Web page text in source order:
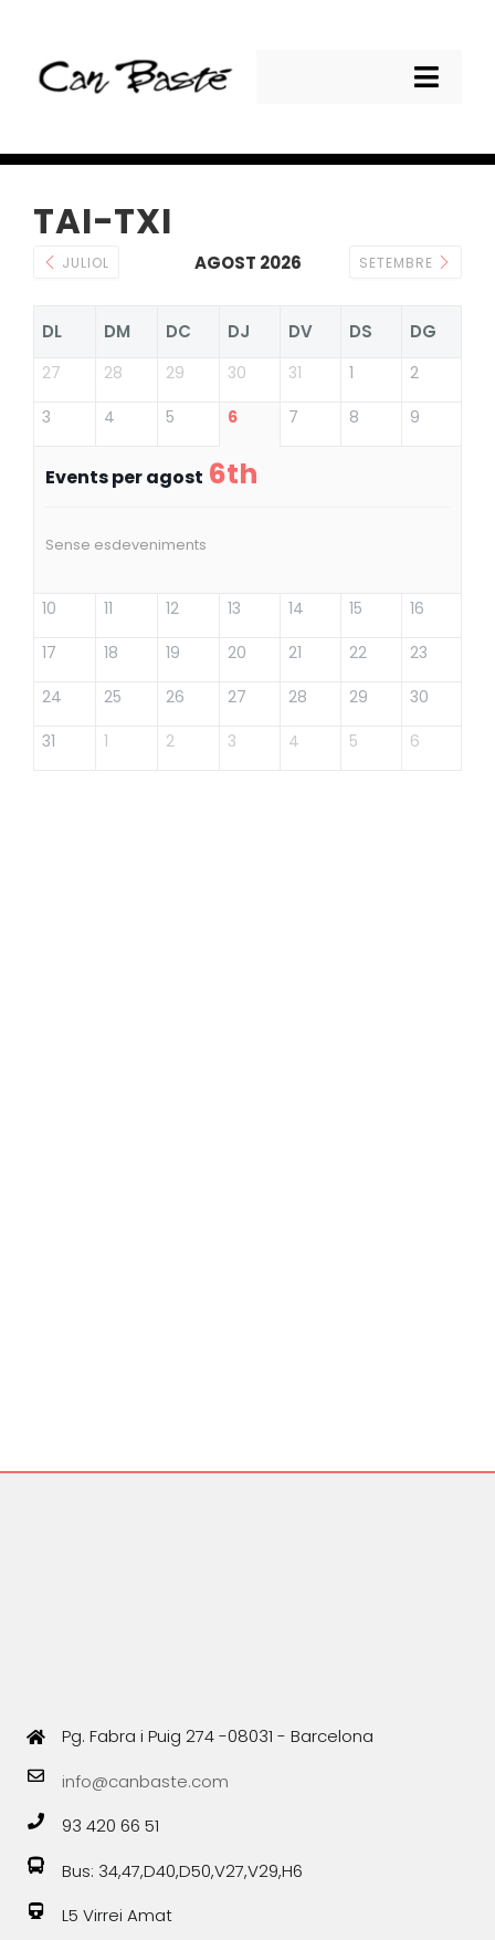
content
CAN BASTE
ACTIVITATS
TALLERS
19è FÒRUM FOTOGRÀFIC
TAI-TXI
JULIOL AGOST 2026 SETEMBRE
DL DM DC DJ DV DS DG
27 28 29 30 31 1
2
3
4 5 6 7 8 9
Events per agost 6th
Sense esdeveniments
10 11 12 13 14 15
16
17
18 19 20 21 22
23
24
25 26 27 28 29
30
31
1 2 3 4 5 6
Pg. Fabra i Puig 274 -08031 - Barcelona
info@canbaste.com
93 420 66 51
Bus: 34,47,D40,D50,V27,V29,H6
L5 Virrei Amat